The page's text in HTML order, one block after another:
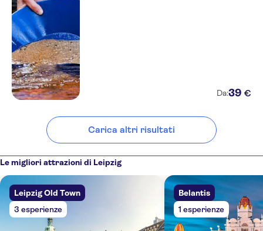
Da:39 €
Carica altri risultati
Le migliori attrazioni di Leipzig
Leipzig Old Town
3 esperienze
Belantis
1 esperienze